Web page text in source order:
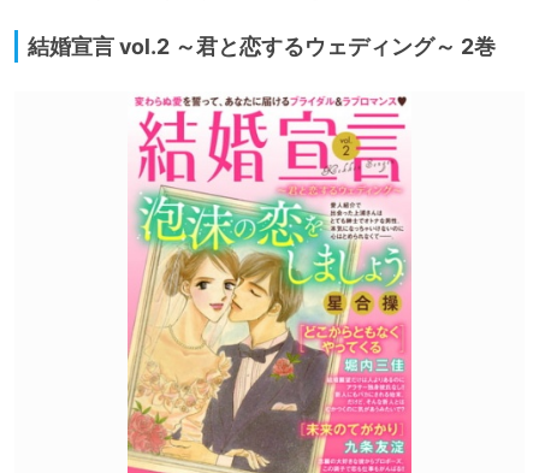
結婚宣言 vol.2 ～君と恋するウェディング～ 2巻